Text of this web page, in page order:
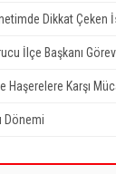
Dikkat Çeken
İlçe Başkanı
Haşerelere Karşı
Dönemi